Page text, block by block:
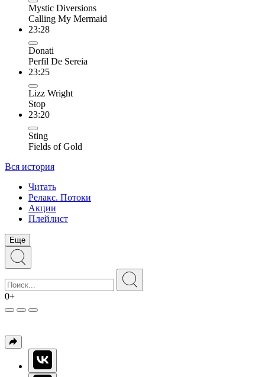
Mystic Diversions
Calling My Mermaid
23:28
Donati
Perfil De Sereia
23:25
Lizz Wright
Stop
23:20
Sting
Fields of Gold
Вся история
Читать
Релакс. Потоки
Акции
Плейлист
Еще
0+